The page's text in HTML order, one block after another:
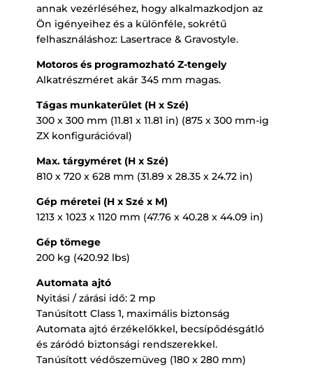
annak vezérléséhez, hogy alkalmazkodjon az
Ön igényeihez és a különféle, sokrétű
felhasználáshoz: Lasertrace & Gravostyle.
Motoros és programozható Z-tengely
Alkatrészméret akár 345 mm magas.
Tágas munkaterület (H x Szé)
300 x 300 mm (11.81 x 11.81 in) (875 x 300 mm-ig
ZX konfigurációval)
Max. tárgyméret (H x Szé)
810 x 720 x 628 mm (31.89 x 28.35 x 24.72 in)
Gép méretei (H x Szé x M)
1213 x 1023 x 1120 mm (47.76 x 40.28 x 44.09 in)
Gép tömege
200 kg (420.92 lbs)
Automata ajtó
Nyitási / zárási idő: 2 mp
Tanúsított Class 1, maximális biztonság
Automata ajtó érzékelőkkel, becsípődésgátló
és záródó biztonsági rendszerekkel.
Tanúsított védőszemüveg (180 x 280 mm)